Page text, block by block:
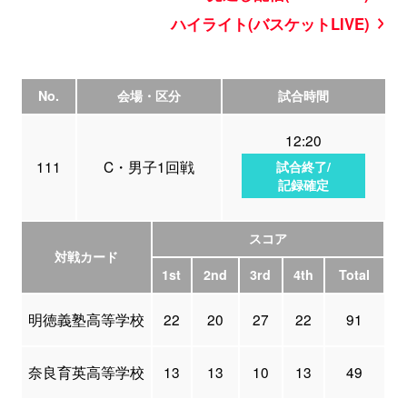
ハイライト(バスケットLIVE)
No. 会場・区分 試合時間
111 C・男子1回戦
12:20
試合終了/
記録確定
対戦カード
スコア
1st
2nd 3rd 4th Total
明徳義塾高等学校 22 20 27 22 91
奈良育英高等学校 13 13 10 13 49